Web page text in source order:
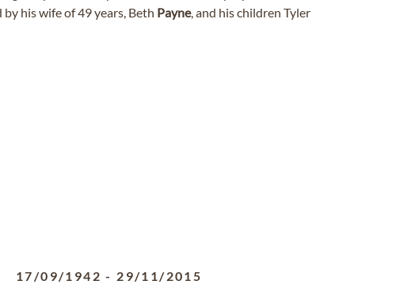
his wife of 49 years, Beth Payne, and his children Tyler
17/09/1942 - 29/11/2015